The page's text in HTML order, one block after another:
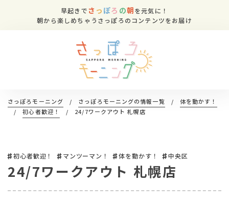
早起きでさ っ ぽろ の朝を元気に！
朝から楽しめちゃうさっぽろのコンテンツをお届け
さっぽろモーニング / さっぽろモーニングの情報一覧 / 体を動かす！
/初心者歓迎！ / 24/7ワークアウト 札幌店
初心者歓迎！ マンツーマン！ 体を動かす！ 中央区
24/7ワークアウト 札幌店